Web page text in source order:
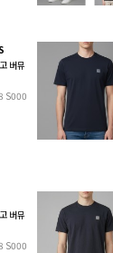
버뮤
S000
버뮤
S000